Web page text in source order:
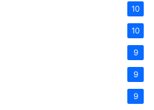
10
10
9
9
9